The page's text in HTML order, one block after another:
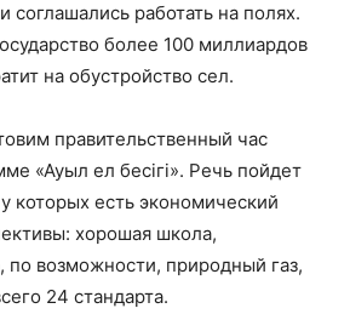
соглашались работать на полях.
более 100 миллиардов
на обустройство сел.
правительственный час
«Ауыл ел бесiгi». Речь пойдет
которых есть экономический
хорошая школа,
по возможности, природный газ,
24 стандарта.